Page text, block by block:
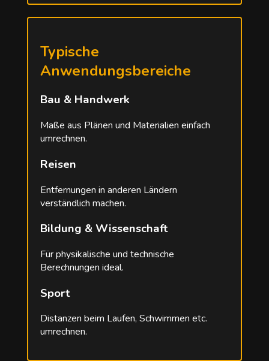
Typische
Anwendungsbereiche
Bau & Handwerk
Maße aus Plänen und Materialien einfach
umrechnen.
Reisen
Entfernungen in anderen Ländern
verständlich machen.
Bildung & Wissenschaft
Für physikalische und technische
Berechnungen ideal.
Sport
Distanzen beim Laufen, Schwimmen etc.
umrechnen.